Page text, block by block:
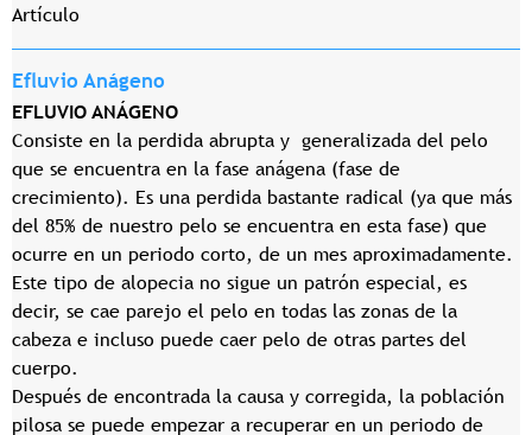
Artículo
Efluvio Anágeno
EFLUVIO ANÁGENO
Consiste en la perdida abrupta y generalizada del pelo
que se encuentra en la fase anágena (fase de
crecimiento). Es una perdida bastante radical (ya que más
del 85% de nuestro pelo se encuentra en esta fase) que
ocurre en un periodo corto, de un mes aproximadamente.
Este tipo de alopecia no sigue un patrón especial, es
decir, se cae parejo el pelo en todas las zonas de la
cabeza e incluso puede caer pelo de otras partes del
cuerpo.
Después de encontrada la causa y corregida, la población
pilosa se puede empezar a recuperar en un periodo de